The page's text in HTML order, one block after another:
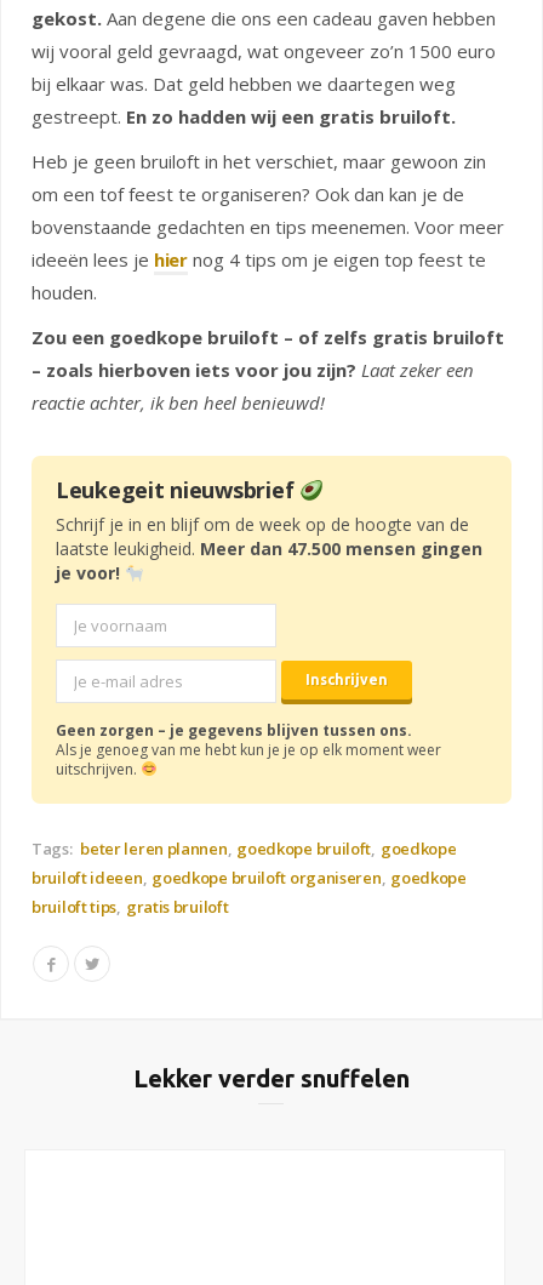
gekost. Aan degene die ons een cadeau gaven hebben
wij vooral geld gevraagd, wat ongeveer zo’n 1500 euro
bij elkaar was. Dat geld hebben we daartegen weg
gestreept. En zo hadden wij een gratis bruiloft.
Heb je geen bruiloft in het verschiet, maar gewoon zin
om een tof feest te organiseren? Ook dan kan je de
bovenstaande gedachten en tips meenemen. Voor meer
ideeën lees je hiernog 4 tips om je eigen top feest te
houden.
Zou een goedkope bruiloft – of zelfs gratis bruiloft
– zoals hierboven iets voor jou zijn? Laat zeker een
reactie achter, ik ben heel benieuwd!
Leukegeit nieuwsbrief
Schrijf je in en blijf om de week op de hoogte van de
laatste leukigheid. Meer dan 47.500 mensen gingen
je voor!
Geen zorgen – je gegevens blijven tussen ons.
Als je genoeg van me hebt kun je je op elk moment weer
uitschrijven.
Tags: beter leren plannen goedkope bruiloft goedkope
bruiloft ideeen goedkope bruiloft organiseren goedkope
bruiloft tips gratis bruiloft
Lekker verder snuffelen